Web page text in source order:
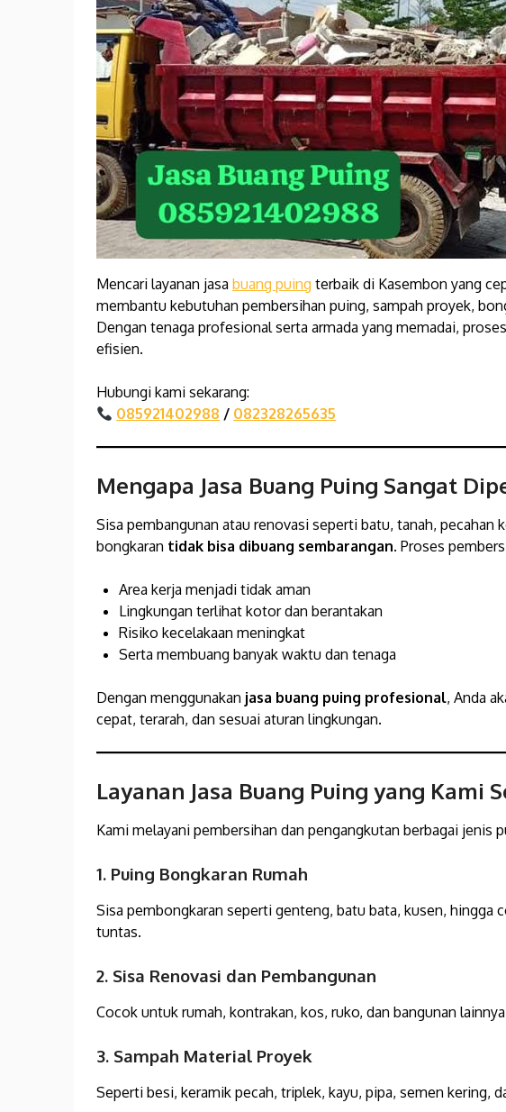
Mencari layanan jasa buang puing terbaik di Kasembon yang
membantu kebutuhan pembersihan puing, sampah proyek,
Dengan tenaga profesional serta armada yang memadai,
efisien.
Hubungi kami sekarang:
085921402988 / 082328265635
Mengapa Jasa Buang Puing Sangat
Sisa pembangunan atau renovasi seperti batu, tanah, pecahan
bongkaran tidak bisa dibuang sembarangan. Proses
Area kerja menjadi tidak aman
Lingkungan terlihat kotor dan berantakan
Risiko kecelakaan meningkat
Serta membuang banyak waktu dan tenaga
Dengan menggunakan jasa buang puing profesional, Anda
cepat, terarah, dan sesuai aturan lingkungan.
Layanan Jasa Buang Puing yang Kami
Kami melayani pembersihan dan pengangkutan berbagai jenis
1. Puing Bongkaran Rumah
Sisa pembongkaran seperti genteng, batu bata, kusen, hingga
tuntas.
2. Sisa Renovasi dan Pembangunan
Cocok untuk rumah, kontrakan, kos, ruko, dan bangunan
3. Sampah Material Proyek
Seperti besi, keramik pecah, triplek, kayu, pipa, semen kering,